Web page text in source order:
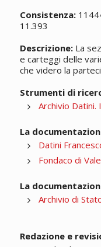
Consistenza:
11.393
Descrizione:La
e carteggi delle
che videro la
Strumenti di
Archivio
La
Datini
Fondaco di
La
Archivio di
Redazione e